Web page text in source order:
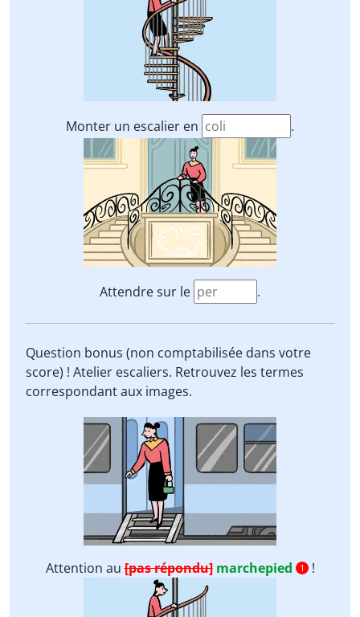
Monter un escalier en .
Attendre sur le .
Question bonus (non comptabilisée dans votre
score) ! Atelier escaliers. Retrouvez les termes
correspondant aux images.
Attention au[pas répondu] marchepied 1 !